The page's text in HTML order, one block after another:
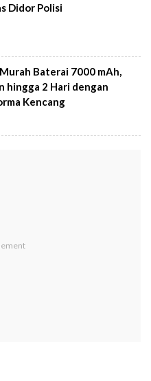
Didor Polisi
Baterai 7000 mAh,
hingga 2 Hari dengan
Kencang